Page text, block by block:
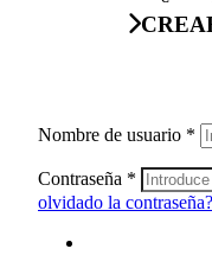
Nombre de usuario *
Contraseña *
olvidado la contraseña?